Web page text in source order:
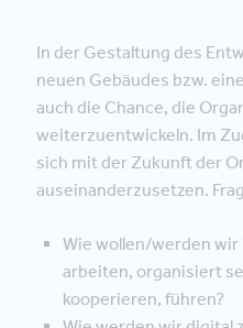
In der Gestaltung des
neuen Gebäudes bzw.
auch die Chance, die
weiterzuentwickeln. Im
sich mit der Zukunft der
auseinanderzusetzen.
Wie wollen/werden wir
arbeiten, organisiert
kooperieren, führen?